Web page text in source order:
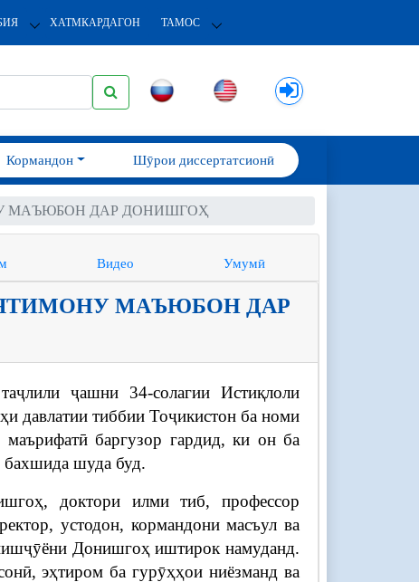
ХАТМКАРДАГОН ТАМОС
Кормандон Шӯрои диссертатсионӣ
МАЪЮБОН ДАР ДОНИШГОҲ
Видео Умумӣ
МАЪЮБОН ДАР
ҷашни 34-солагии Истиқлоли
давлатии тиббии Тоҷикистон ба номи
баргузор гардид, ки он ба
бахшида шуда буд.
доктори илми тиб, профессор
устодон, кормандони масъул ва
Донишгоҳ иштирок намуданд.
эҳтиром ба гурӯҳҳои ниёзманд ва